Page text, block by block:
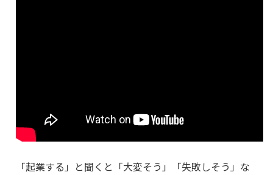
「起業する」と聞くと「大変そう」「失敗しそう」な